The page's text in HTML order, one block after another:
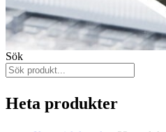
Sök
Heta produkter